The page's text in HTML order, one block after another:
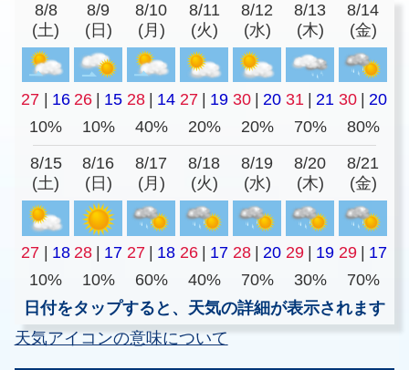
8/8
(土)
8/9
(日)
8/10
(月)
8/11
(火)
8/12
(水)
8/13
(木)
8/14
(金)
27 16 26 15 28 14 27 19 30 20 31 21 30
20
10%
10% 40% 20% 20% 70% 80%
8/15
(土)
8/16
(日)
8/17
(月)
8/18
(火)
8/19
(水)
8/20
(木)
8/21
(金)
27 18 28 17 27 18 26 17 28 20 29 19 29
17
10%
10% 60% 40% 70% 30%
70%
日付をタップすると、天気の詳細が表示されます
天気アイコンの意味について